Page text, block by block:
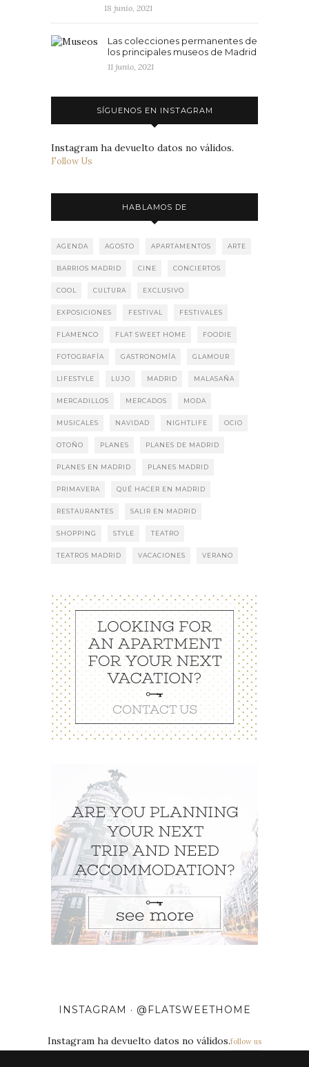
18 junio, 2021
Las colecciones permanentes de
los principales museos de Madrid
11 junio, 2021
SÍGUENOS EN INSTAGRAM
Instagram ha devuelto datos no válidos.
Follow Us
HABLAMOS DE
AGENDA AGOSTO APARTAMENTOS ARTE
BARRIOS MADRID CINE CONCIERTOS
COOL CULTURA EXCLUSIVO
EXPOSICIONES FESTIVAL FESTIVALES
FLAMENCO FLAT SWEET HOME FOODIE
FOTOGRAFÍA GASTRONOMÍA GLAMOUR
LIFESTYLE LUJO MADRID MALASAÑA
MERCADILLOS MERCADOS MODA
MUSICALES NAVIDAD NIGHTLIFE OCIO
OTOÑO PLANES PLANES DE MADRID
PLANES EN MADRID PLANES MADRID
PRIMAVERA QUÉ HACER EN MADRID
RESTAURANTES SALIR EN MADRID
SHOPPING STYLE TEATRO
TEATROS MADRID VACACIONES VERANO
INSTAGRAM · @FLATSWEETHOME
Instagram ha devuelto datos no válidos.follow us